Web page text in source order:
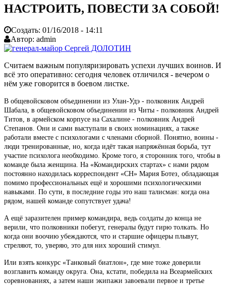
НАСТРОИТЬ, ПОВЕСТИ ЗА СОБОЙ!
Создать: 01/16/2018 - 14:11
Автор: admin
Считаем важным популяризировать успехи лучших воинов. И
всё это оперативно: сегодня человек отличился - вечером о
нём уже говорится в боевом листке.
В общевойсковом объединении из Улан-Удэ - полковник Андрей
Шабала, в общевойсковом объединении из Читы - полковник Андрей
Титов, в армейском корпусе на Сахалине - полковник Андрей
Степанов. Они и сами выступали в своих номинациях, а также
работали вместе с психологами с членами сборной. Понятно, воины -
люди тренированные, но, когда идёт такая напряжённая борьба, тут
участие психолога необходимо. Кроме того, я сторонник того, чтобы в
команде была женщина. На «Командирских стартах» с нами рядом
постоянно находилась корреспондент «СН» Мария Ботез, обладающая
помимо профессиональных ещё и хорошими психологическими
навыками. По сути, в последние годы это наш талисман: когда она
рядом, нашей команде сопутствует удача!
А ещё заразителен пример командира, ведь солдаты до конца не
верили, что полковники побегут, генералы будут гирю толкать. Но
когда они воочию убеждаются, что и старшие офицеры плывут,
стреляют, то, уверяю, это для них хороший стимул.
Или взять конкурс «Танковый биатлон», где мне тоже доверили
возглавить команду округа. Она, кстати, победила на Всеармейских
соревнованиях, а затем наши экипажи завоевали первое и третье